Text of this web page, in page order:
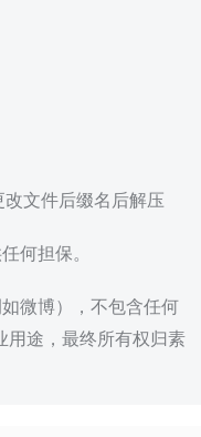
文件后缀名后解压
何担保。
微博），不包含任何
用途，最终所有权归素